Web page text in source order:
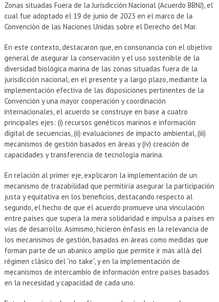
Zonas situadas Fuera de la Jurisdicción Nacional (Acuerdo BBNJ), el
cual fue adoptado el 19 de junio de 2023 en el marco de la
Convención de las Naciones Unidas sobre el Derecho del Mar.
En este contexto, destacaron que, en consonancia con el objetivo
general de asegurar la conservación y el uso sostenible de la
diversidad biológica marina de las zonas situadas fuera de la
jurisdicción nacional, en el presente y a largo plazo, mediante la
implementación efectiva de las disposiciones pertinentes de la
Convención y una mayor cooperación y coordinación
internacionales, el acuerdo se construye en base a cuatro
principales ejes: (i) recursos genéticos marinos e información
digital de secuencias, (ii) evaluaciones de impacto ambiental, (iii)
mecanismos de gestión basados en áreas y (iv) creación de
capacidades y transferencia de tecnología marina.
En relación al primer eje, explicaron la implementación de un
mecanismo de trazabilidad que permitiría asegurar la participación
justa y equitativa en los beneficios, destacando respecto al
segundo, el hecho de que el acuerdo promueve una vinculación
entre países que supera la mera solidaridad e impulsa a países en
vías de desarrollo. Asimismo, hicieron énfasis en la relevancia de
los mecanismos de gestión, basados en áreas como medidas que
forman parte de un abanico amplio que permite ir más allá del
régimen clásico del “no take”, y en la implementación de
mecanismos de intercambio de información entre países basados
en la necesidad y capacidad de cada uno.